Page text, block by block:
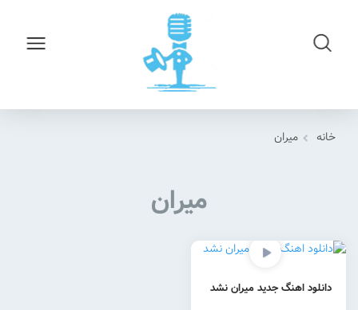
خانه میران
میران
دانلود اهنگ جدید میران نشد